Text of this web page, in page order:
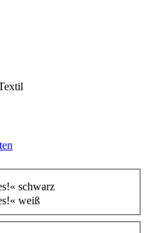
schwarz
weiß